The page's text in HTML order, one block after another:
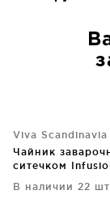
Viva Scandinavia
Чайник
ситечком
В наличии 22 шт.